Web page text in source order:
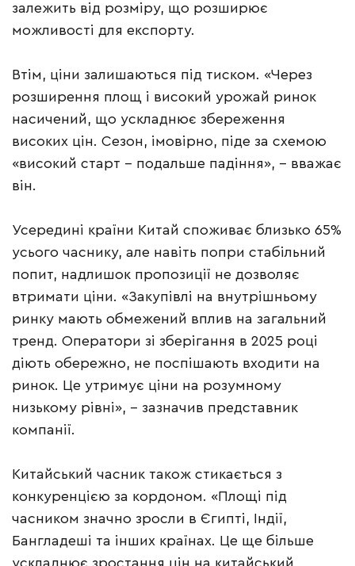
залежить від розміру, що розширює
можливості для експорту.
Втім, ціни залишаються під тиском. «Через
розширення площ і високий урожай ринок
насичений, що ускладнює збереження
високих цін. Сезон, імовірно, піде за схемою
«високий старт – подальше падіння», – вважає
він.
Усередині країни Китай споживає близько 65%
усього часнику, але навіть попри стабільний
попит, надлишок пропозиції не дозволяє
втримати ціни. «Закупівлі на внутрішньому
ринку мають обмежений вплив на загальний
тренд. Оператори зі зберігання в 2025 році
діють обережно, не поспішають входити на
ринок. Це утримує ціни на розумному
низькому рівні», – зазначив представник
компанії.
Китайський часник також стикається з
конкуренцією за кордоном. «Площі під
часником значно зросли в Єгипті, Індії,
Бангладеші та інших країнах. Це ще більше
ускладнює зростання цін на китайський